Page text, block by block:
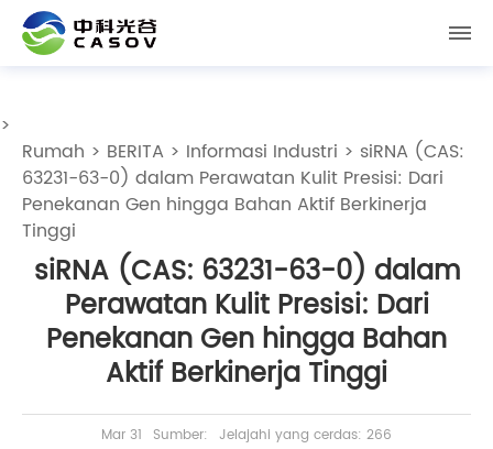
>
Rumah > BERITA > Informasi Industri > siRNA (CAS:
63231-63-0) dalam Perawatan Kulit Presisi: Dari
Penekanan Gen hingga Bahan Aktif Berkinerja
Tinggi
siRNA (CAS: 63231-63-0) dalam
Perawatan Kulit Presisi: Dari
Penekanan Gen hingga Bahan
Aktif Berkinerja Tinggi
Mar 31 Sumber: Jelajahi yang cerdas: 266